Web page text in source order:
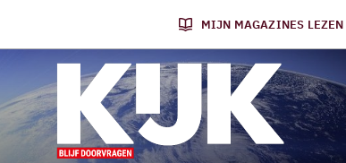
MIJN MAGAZINES LEZEN